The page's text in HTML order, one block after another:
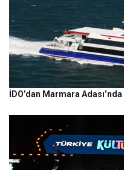
İDO’dan Marmara